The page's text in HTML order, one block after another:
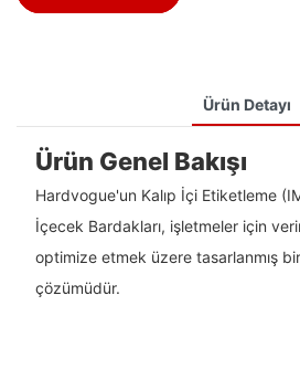
Ürün Detayı
Ürün Genel Bakışı
Hardvogue'un Kalıp İçi Etiketleme
İçecek Bardakları, işletmeler için
optimize etmek üzere tasarlanmış
çözümüdür.